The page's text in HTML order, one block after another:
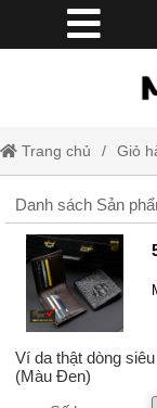
Trang chủ Giỏ
Danh sách Sản
Ví da thật dòng
(Màu Đen)